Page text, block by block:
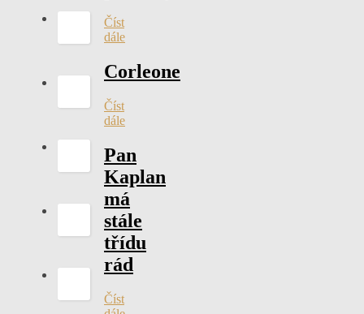
Číst
dále
Corleone
Číst
dále
Pan
Kaplan
má
stále
třídu
rád
Číst